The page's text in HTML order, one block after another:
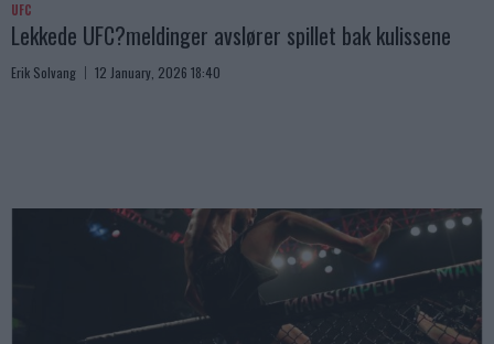
UFC
Lekkede UFC?meldinger avslører spillet bak kulissene
Erik Solvang 12 January, 2026 18:40